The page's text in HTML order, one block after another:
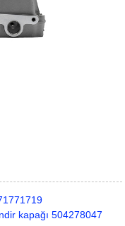
kapağı 504278047